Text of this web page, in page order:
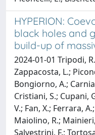
HYPERION:
black holes and
build-up of
2024-01-01 Tripodi,
Zappacosta, L.;
Bongiorno, A.;
Cristiani, S.; Cupani,
V.; Fan, X.; Ferrara,
Maiolino, R.;
Salvestrini, F.;